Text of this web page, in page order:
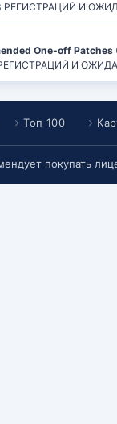
И
One-off Patches
И
Топ 100
покупать